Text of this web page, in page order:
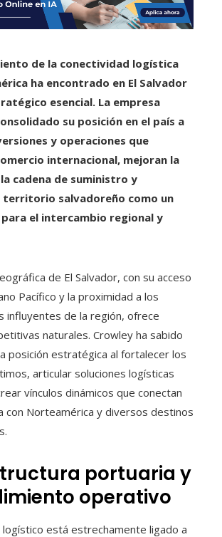
de la conectividad logística
ha encontrado en El Salvador
esencial. La empresa
su posición en el país a
y operaciones que
internacional, mejoran la
cadena de suministro y
territorio salvadoreño como un
el intercambio regional y
de El Salvador, con su acceso
Pacífico y la proximidad a los
influyentes de la región, ofrece
naturales. Crowley ha sabido
posición estratégica al fortalecer los
articular soluciones logísticas
vínculos dinámicos que conectan
con Norteamérica y diversos destinos
portuaria y
operativo
logístico está estrechamente ligado a